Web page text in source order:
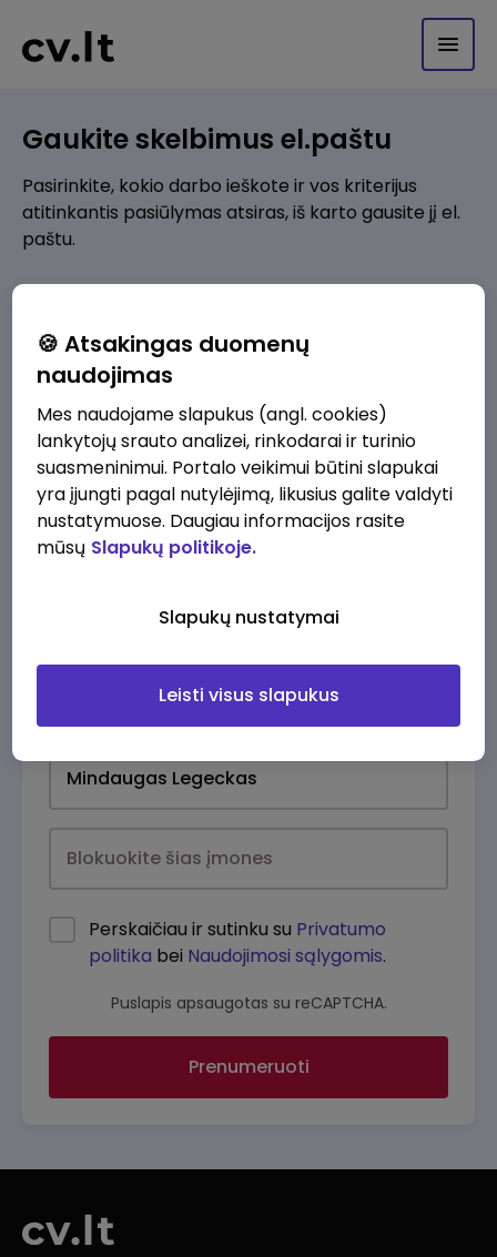
Gaukite skelbimus el.paštu
Pasirinkite, kokio darbo ieškote ir vos kriterijus
atitinkantis pasiūlymas atsiras, iš karto gausite jį el.
paštu.
Pridėti naują
Kokios srities darbo pasiūlymai jus domina?
Pridėti naują
Perskaičiau ir sutinku su Privatumo
politika bei Naudojimosi sąlygomis.
Puslapis apsaugotas su reCAPTCHA.
Prenumeruoti
🍪 Atsakingas duomenų
naudojimas
Mes naudojame slapukus (angl. cookies)
lankytojų srauto analizei, rinkodarai ir turinio
suasmeninimui. Portalo veikimui būtini slapukai
yra įjungti pagal nutylėjimą, likusius galite valdyti
nustatymuose. Daugiau informacijos rasite
mūsų Slapukų politikoje.
Slapukų nustatymai
Leisti visus slapukus